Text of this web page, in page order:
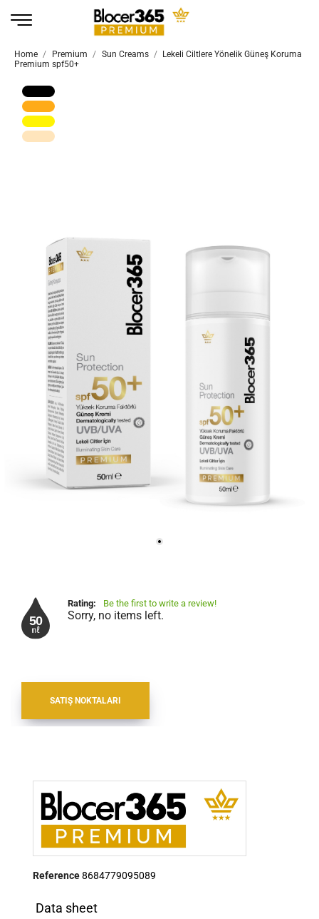
Home Premium Sun Creams
Lekeli Ciltlere Yönelik Güneş Koruma
Premium spf50+
Rating: Be the first to write a review!
SATIŞ NOKTALARI
Sorry, no items left.
Reference8684779095089
Data sheet